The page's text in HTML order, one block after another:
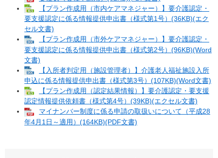
【プラン作成用（市内ケアマネジャー）】要介護認定・
要支援認定に係る情報提供申出書（様式第1号）(36KB)(エク
セル文書)
【プラン作成用（市外ケアマネジャー）】要介護認定・
要支援認定に係る情報提供申出書（様式第2号）(96KB)(Word
文書)
【入所者判定用（施設管理者）】介護老人福祉施設入所
申込に係る情報提供申出書（様式第3号）(107KB)(Word文書)
【プラン作成用（認定結果情報）】要介護認定・要支援
認定情報提供依頼書（様式第4号）(39KB)(エクセル文書)
マイナンバー制度に係る申請の取扱いについて（平成28
年4月1日～適用）(164KB)(PDF文書)